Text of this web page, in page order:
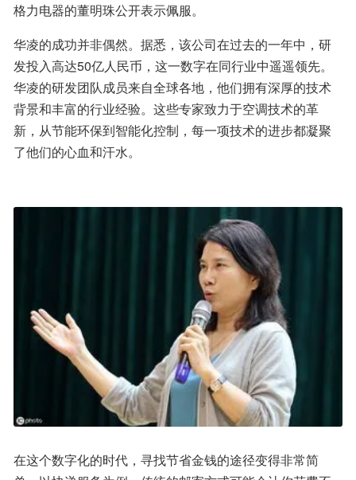
格力电器的董明珠公开表示佩服。
华凌的成功并非偶然。据悉，该公司在过去的一年中，研
发投入高达50亿人民币，这一数字在同行业中遥遥领先。
华凌的研发团队成员来自全球各地，他们拥有深厚的技术
背景和丰富的行业经验。这些专家致力于空调技术的革
新，从节能环保到智能化控制，每一项技术的进步都凝聚
了他们的心血和汗水。
在这个数字化的时代，寻找节省金钱的途径变得非常简